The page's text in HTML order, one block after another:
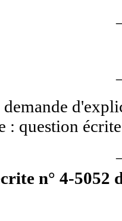
: question
n° 4-5052